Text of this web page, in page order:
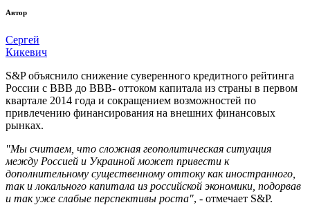
Автор
Сергей
Кикевич
S&P объяснило снижение суверенного кредитного рейтинга
России с ВВВ до ВВВ- оттоком капитала из страны в первом
квартале 2014 года и сокращением возможностей по
привлечению финансирования на внешних финансовых
рынках.
"Мы считаем, что сложная геополитическая ситуация
между Россией и Украиной может привести к
дополнительному существенному оттоку как иностранного,
так и локального капитала из российской экономики, подорвав
и так уже слабые перспективы роста", - отмечает S&P.